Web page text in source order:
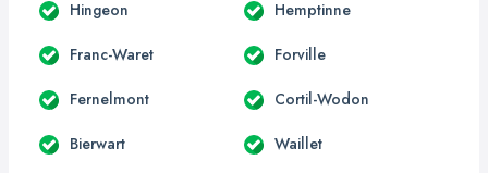
Hingeon Hemptinne
Franc-Waret Forville
Fernelmont Cortil-Wodon
Bierwart Waillet